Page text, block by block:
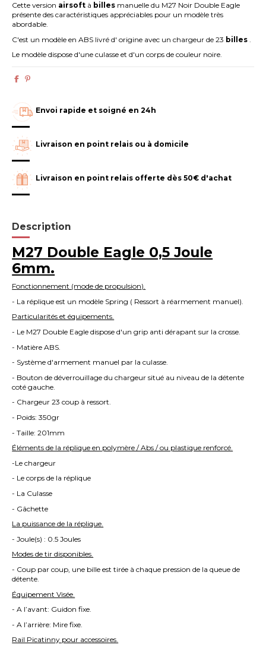
Cette version airsoft à billes manuelle du M27 Noir Double Eagle
présente des caractéristiques appréciables pour un modèle très
abordable.
C'est un modèle en ABS livré d' origine avec un chargeur de 23 billes
Le modèle dispose d'une culasse et d'un corps de couleur noire.
Envoi rapide et soigné en 24h
Livraison en point relais ou à domicile
Livraison en point relais offerte dès 50€ d'achat
Description
M27 Double Eagle 0,5 Joule
6mm.
Fonctionnement (mode de propulsion).
- La réplique est un modèle Spring ( Ressort à réarmement manuel).
Particularités et équipements.
- Le M27 Double Eagle dispose d'un grip anti dérapant sur la crosse.
- Matière ABS.
- Système d'armement manuel par la culasse.
- Bouton de déverrouillage du chargeur situé au niveau de la détente
coté gauche.
- Chargeur 23 coup à ressort.
- Poids: 350gr
- Taille: 201mm
Éléments de la réplique en polymère / Abs / ou plastique renforcé.
-Le chargeur
- Le corps de la réplique
- La Culasse
- Gâchette
La puissance de la réplique.
- Joule(s) : 0.5 Joules
Modes de tir disponibles.
- Coup par coup, une bille est tirée à chaque pression de la queue de
détente.
Équipement Visée.
- A l’avant: Guidon fixe.
- A l’arrière: Mire fixe.
Rail Picatinny pour accessoires.